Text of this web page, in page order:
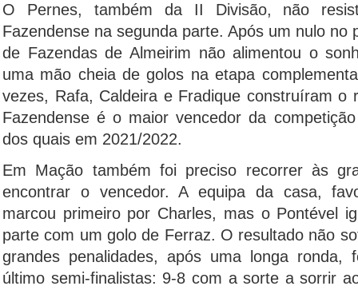
O Pernes, também da II Divisão, não
Fazendense na segunda parte. Após um nulo no
de Fazendas de Almeirim não alimentou o
uma mão cheia de golos na etapa
vezes, Rafa, Caldeira e Fradique construíram o
Fazendense é o maior vencedor da
dos quais em 2021/2022.
Em Mação também foi preciso recorrer às
encontrar o vencedor. A equipa da casa,
marcou primeiro por Charles, mas o Pontével
parte com um golo de Ferraz. O resultado não
grandes penalidades, após uma longa ronda,
último semi-finalistas: 9-8 com a sorte a sorrir